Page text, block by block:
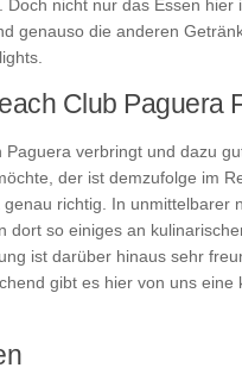
nicht nur das Essen hier
genauso die anderen
Club Paguera
Paguera verbringt und dazu
der ist demzufolge im
richtig. In unmittelbarer
dort so einiges an
ist darüber hinaus sehr
gibt es hier von uns eine